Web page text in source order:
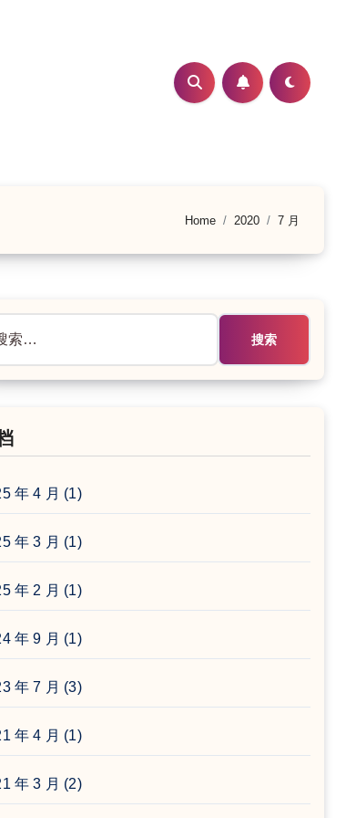
Home 2020 7 月
年 4 月 (1)
年 3 月 (1)
年 2 月 (1)
年 9 月 (1)
年 7 月 (3)
年 4 月 (1)
年 3 月 (2)